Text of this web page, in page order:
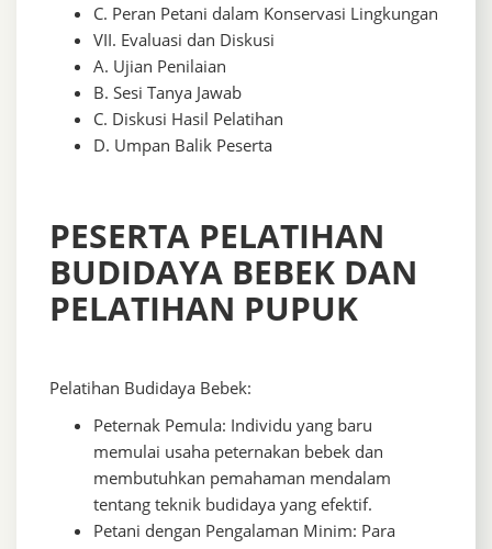
C. Peran Petani dalam Konservasi Lingkungan
VII. Evaluasi dan Diskusi
A. Ujian Penilaian
B. Sesi Tanya Jawab
C. Diskusi Hasil Pelatihan
D. Umpan Balik Peserta
PESERTA PELATIHAN
BUDIDAYA BEBEK DAN
PELATIHAN PUPUK
Pelatihan Budidaya Bebek:
Peternak Pemula: Individu yang baru
memulai usaha peternakan bebek dan
membutuhkan pemahaman mendalam
tentang teknik budidaya yang efektif.
Petani dengan Pengalaman Minim: Para